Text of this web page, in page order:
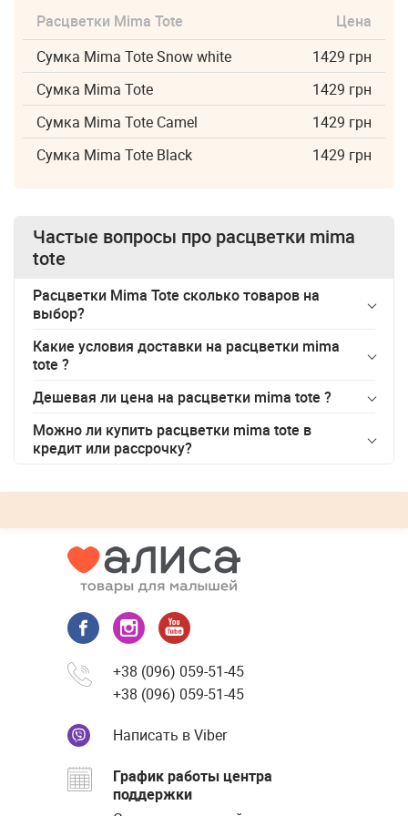
Расцветки Mima Tote
Цена
Сумка Mima Tote Snow white
1429 грн
Сумка Mima Tote
1429 грн
Сумка Mima Tote Camel
1429 грн
Сумка Mima Tote Black
1429 грн
Частые вопросы про расцветки mima
tote
Расцветки Mima Tote сколько товаров на
выбор?
Какие условия доставки на расцветки mima
tote ?
Дешевая ли цена на расцветки mima tote ?
Можно ли купить расцветки mima tote в
кредит или рассрочку?
+38 (096) 059-51-45
+38 (096) 059-51-45
Написать в Viber
График работы центра
поддержки